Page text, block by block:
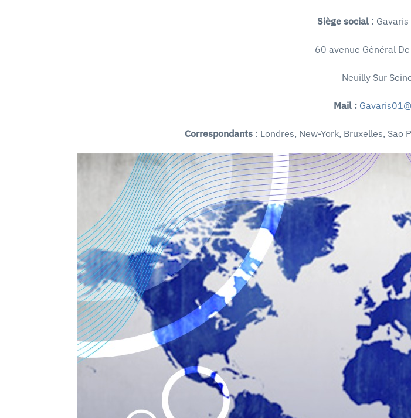
Siège social: Gavaris
60 avenue Général
Neuilly Sur
Mail :
Correspondants: Londres, New-York, Bruxelles, Sao